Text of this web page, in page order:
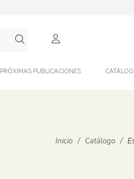
PRÓXIMAS PUBLICACIONES
Inicio / Catálogo /